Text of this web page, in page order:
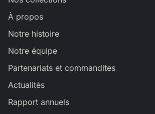
À propos
Notre histoire
Notre équipe
Partenariats et commandites
Actualités
Rapport annuels